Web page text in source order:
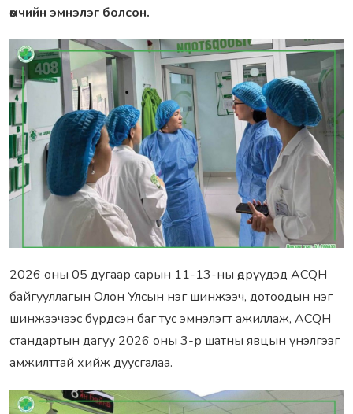
өмчийн эмнэлэг болсон.
2026 оны 05 дугаар сарын 11-13-ны өдрүүдэд ACQH
байгууллагын Олон Улсын нэг шинжээч, дотоодын нэг
шинжээчээс бүрдсэн баг тус эмнэлэгт ажиллаж, ACQH
стандартын дагуу 2026 оны 3-р шатны явцын үнэлгээг
амжилттай хийж дуусгалаа.